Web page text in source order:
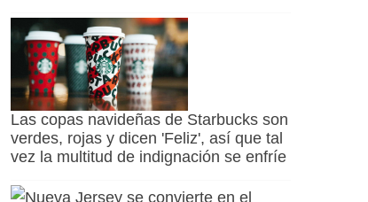
Las copas navideñas de Starbucks son
verdes, rojas y dicen 'Feliz', así que tal
vez la multitud de indignación se enfríe